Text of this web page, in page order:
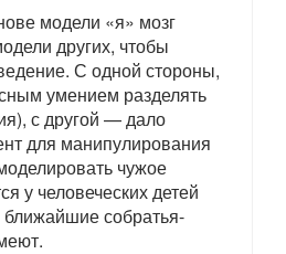
модели «я» мозг
других, чтобы
С одной стороны,
умением разделять
с другой — дало
для манипулирования
чужое
у человеческих детей
собратья-